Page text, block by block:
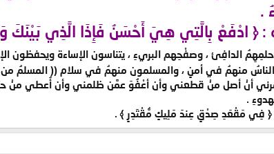
.
: ﴿ ادْفَعْ بِالَّتِي هِيَ أَحْسَنُ فَإِذَا الَّذِي بَيْنَكَ
الدافِئ ، وصفْحِهم البريءِ ، يتناسون الإساءة ويحفظون
منهمُ في أمنٍ ، والمسلمون منهمُ في سلام (( المسلمُ
أنْ أصل منْ قطعني وأن أعْفُوَ عمَّن ظلمني وأن أُعطي منْ
.
فِي مَقْعَدِ صِدْقٍ عِندَ مَلِيكٍ مُّقْتَدِرٍ ﴾ .